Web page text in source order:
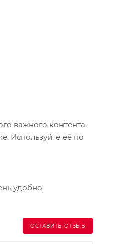
важного контента.
Используйте её по
удобно.
ОСТАВИТЬ ОТЗЫВ